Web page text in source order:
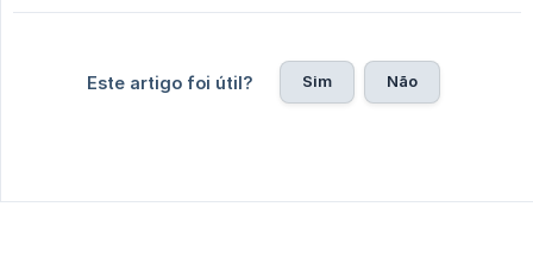
Este artigo foi útil? Sim Não